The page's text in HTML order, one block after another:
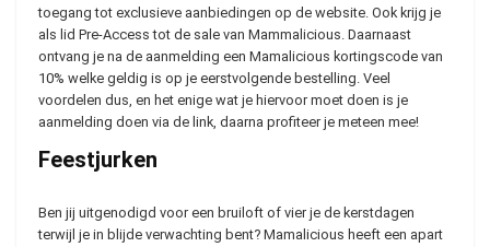
toegang tot exclusieve aanbiedingen op de website. Ook krijg je
als lid Pre-Access tot de sale van Mammalicious. Daarnaast
ontvang je na de aanmelding een Mamalicious kortingscode van
10% welke geldig is op je eerstvolgende bestelling. Veel
voordelen dus, en het enige wat je hiervoor moet doen is je
aanmelding doen via de link, daarna profiteer je meteen mee!
Feestjurken
Ben jij uitgenodigd voor een bruiloft of vier je de kerstdagen
terwijl je in blijde verwachting bent? Mamalicious heeft een apart